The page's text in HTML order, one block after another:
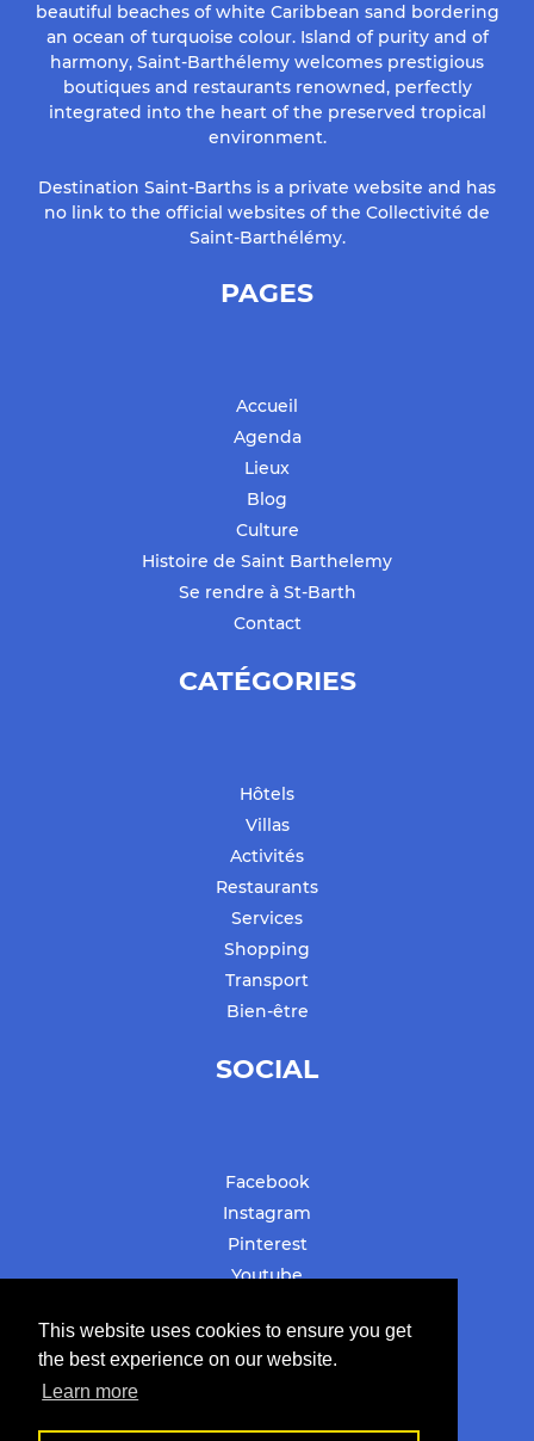
This website uses cookies to ensure you get
the best experience on our website.
Learn more
beautiful beaches of white Caribbean sand bordering
an ocean of turquoise colour. Island of purity and of
harmony, Saint-Barthélemy welcomes prestigious
boutiques and restaurants renowned, perfectly
integrated into the heart of the preserved tropical
environment.
Destination Saint-Barths is a private website and has
no link to the official websites of the Collectivité de
Saint-Barthélémy.
PAGES
Accueil
Agenda
Lieux
Blog
Culture
Histoire de Saint Barthelemy
Se rendre à St-Barth
Contact
CATÉGORIES
Hôtels
Villas
Activités
Restaurants
Services
Shopping
Transport
Bien-être
SOCIAL
Facebook
Instagram
Pinterest
Youtube